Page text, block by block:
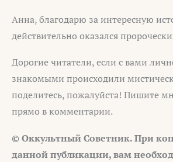
Анна, благодарю за интересную
действительно оказался
Дорогие читатели, если с вами
знакомыми происходили
поделитесь, пожалуйста! Пишите
прямо в комментарии.
© Оккультный Советник. При
данной публикации, вам